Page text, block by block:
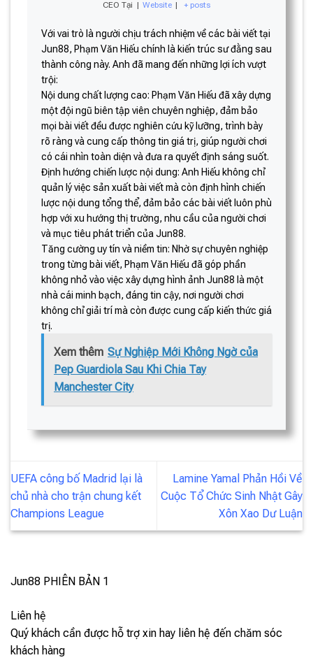
CEO Tại | Website | + posts
Với vai trò là người chịu trách nhiệm về các bài viết tại
Jun88, Phạm Văn Hiếu chính là kiến trúc sư đằng sau
thành công này. Anh đã mang đến những lợi ích vượt
trội:
Nội dung chất lượng cao: Phạm Văn Hiếu đã xây dựng
một đội ngũ biên tập viên chuyên nghiệp, đảm bảo
mọi bài viết đều được nghiên cứu kỹ lưỡng, trình bày
rõ ràng và cung cấp thông tin giá trị, giúp người chơi
có cái nhìn toàn diện và đưa ra quyết định sáng suốt.
Định hướng chiến lược nội dung: Anh Hiếu không chỉ
quản lý việc sản xuất bài viết mà còn định hình chiến
lược nội dung tổng thể, đảm bảo các bài viết luôn phù
hợp với xu hướng thị trường, nhu cầu của người chơi
và mục tiêu phát triển của Jun88.
Tăng cường uy tín và niềm tin: Nhờ sự chuyên nghiệp
trong từng bài viết, Phạm Văn Hiếu đã góp phần
không nhỏ vào việc xây dựng hình ảnh Jun88 là một
nhà cái minh bạch, đáng tin cậy, nơi người chơi
không chỉ giải trí mà còn được cung cấp kiến thức giá
trị.
Xem thêm Sự Nghiệp Mới Không Ngờ của
Pep Guardiola Sau Khi Chia Tay
Manchester City
UEFA công bố Madrid lại là
chủ nhà cho trận chung kết
Champions League
Lamine Yamal Phản Hồi Về
Cuộc Tổ Chức Sinh Nhật Gây
Xôn Xao Dư Luận
Jun88 PHIÊN BẢN 1
Liên hệ
Quý khách cần được hỗ trợ xin hay liên hệ đến chăm sóc
khách hàng